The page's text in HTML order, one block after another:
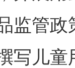
监管
写儿